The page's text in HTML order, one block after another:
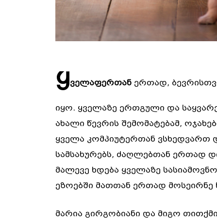
ყველაფერთან ერთად,
იყო. ყველაზე ერთგული და
ახალი წევრის შემომატებამ,
ყველა კომპიუტერთან ვსხედვართ
სამსახურებს, ძაღლებთან ერთად
მალევე ხდება ყველაზე
ეზოებში მათთან ერთად მოსეირნე
მარია გირგობიანი და მიგო